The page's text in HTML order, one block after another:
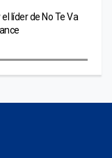
líder de No Te Va